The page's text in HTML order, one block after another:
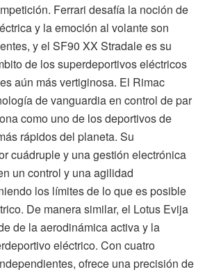
Ferrari desafía la noción de
y la emoción al volante son
y el SF90 XX Stradale es su
de los superdeportivos eléctricos
aún más vertiginosa. El Rimac
de vanguardia en control de par
como uno de los deportivos de
rápidos del planeta. Su
cuádruple y una gestión electrónica
un control y una agilidad
los límites de lo que es posible
De manera similar, el Lotus Evija
de la aerodinámica activa y la
eléctrico. Con cuatro
ofrece una precisión de